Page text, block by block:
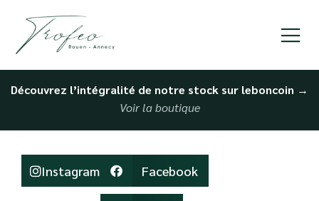
Découvrez l’intégralité de notre stock sur leboncoin →
Voir la boutique
Instagram Facebook